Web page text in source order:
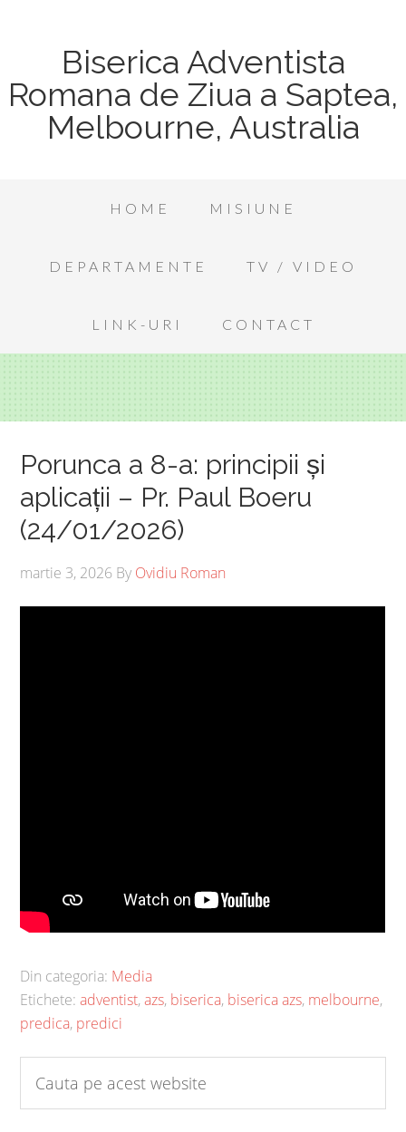
Biserica Adventista
Romana de Ziua a Saptea,
Melbourne, Australia
HOME MISIUNE
DEPARTAMENTE TV / VIDEO
LINK-URI CONTACT
Porunca a 8-a: principii și
aplicații – Pr. Paul Boeru
(24/01/2026)
martie 3, 2026 By Ovidiu Roman
Din categoria: Media
Etichete:adventist,azs, biserica, biserica azs, melbourne,
predica, predici